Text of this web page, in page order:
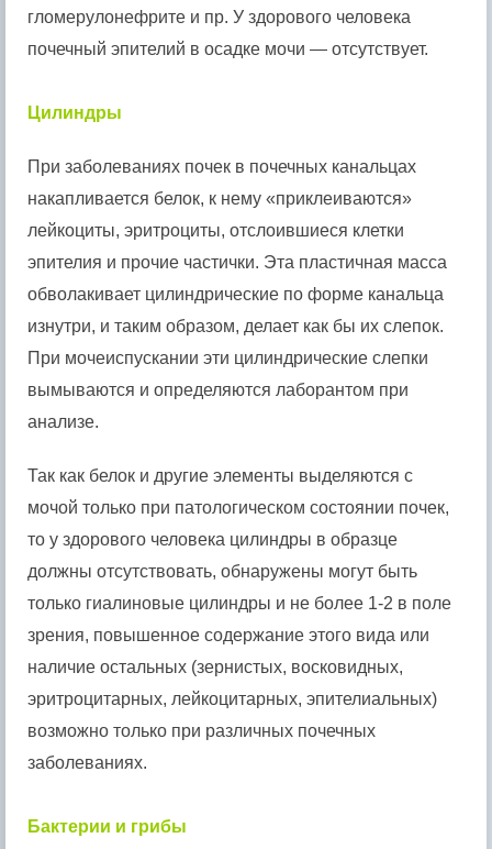
гломерулонефрите и пр. У здорового человека
почечный эпителий в осадке мочи — отсутствует.
Цилиндры
При заболеваниях почек в почечных канальцах
накапливается белок, к нему «приклеиваются»
лейкоциты, эритроциты, отслоившиеся клетки
эпителия и прочие частички. Эта пластичная масса
обволакивает цилиндрические по форме канальца
изнутри, и таким образом, делает как бы их слепок.
При мочеиспускании эти цилиндрические слепки
вымываются и определяются лаборантом при
анализе.
Так как белок и другие элементы выделяются с
мочой только при патологическом состоянии почек,
то у здорового человека цилиндры в образце
должны отсутствовать, обнаружены могут быть
только гиалиновые цилиндры и не более 1-2 в поле
зрения, повышенное содержание этого вида или
наличие остальных (зернистых, восковидных,
эритроцитарных, лейкоцитарных, эпителиальных)
возможно только при различных почечных
заболеваниях.
Бактерии и грибы